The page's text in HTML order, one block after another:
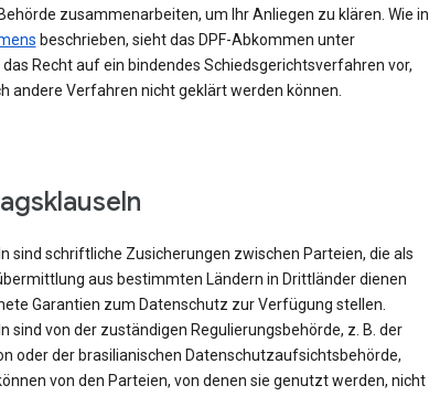
zusammenarbeiten, um Ihr Anliegen zu klären. Wie in
beschrieben, sieht das DPF-Abkommen unter
Recht auf ein bindendes Schiedsgerichtsverfahren vor,
andere Verfahren nicht geklärt werden können.
sind schriftliche Zusicherungen zwischen Parteien, die als
aus bestimmten Ländern in Drittländer dienen
Garantien zum Datenschutz zur Verfügung stellen.
sind von der zuständigen Regulierungsbehörde, z. B. der
oder der brasilianischen Datenschutzaufsichtsbehörde,
von den Parteien, von denen sie genutzt werden, nicht